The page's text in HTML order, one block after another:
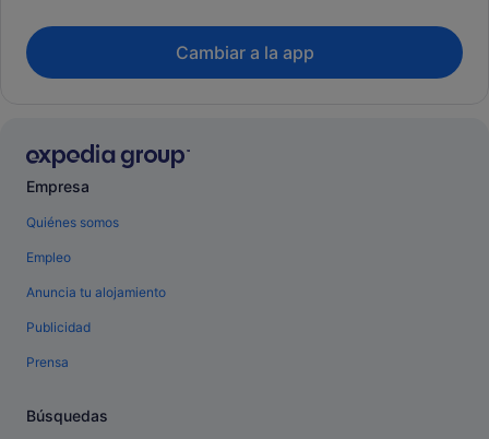
Cambiar a la app
Empresa
Quiénes somos
Empleo
Anuncia tu alojamiento
Publicidad
Prensa
Búsquedas